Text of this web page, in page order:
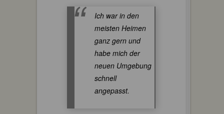
Ich war in den
meisten Heimen
ganz gern und
habe mich der
neuen Umgebung
schnell
angepasst.